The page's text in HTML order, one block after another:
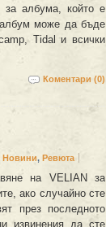
за албума, който е
може да бъде
Tidal и всички
Коментари (0)
Новини, Ревюта
на VELIAN за
ако случайно сте
през последното
извинения да сте